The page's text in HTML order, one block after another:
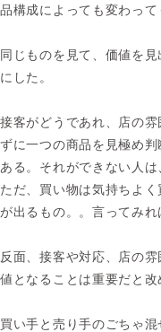
品構成によっても変わって
同じものを見て、価値を
にした。
接客がどうであれ、店の
ずに一つの商品を見極め
ある。それができない人は
ただ、買い物は気持ちよ
が出るもの。。言ってみれ
反面、接客や対応、店の
値となることは重要だと改
買い手と売り手のごちゃ